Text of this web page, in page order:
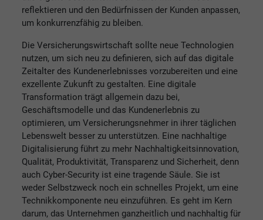
reflektieren und den Bedürfnissen der Kunden anpassen,
um konkurrenzfähig zu bleiben.
Die Versicherungswirtschaft sollte neue Technologien
nutzen, um sich neu zu definieren, sich auf das digitale
Zeitalter des Kundenerlebnisses vorzubereiten und eine
exzellente Zukunft zu gestalten. Eine digitale
Transformation trägt allgemein dazu bei,
Geschäftsmodelle und das Kundenerlebnis zu
optimieren, um Versicherungsnehmer in ihrer täglichen
Lebenswelt besser zu unterstützen. Eine nachhaltige
Digitalisierung führt zu mehr Nachhaltigkeitsinnovation,
Qualität, Produktivität, Transparenz und Sicherheit, denn
auch Cyber-Security ist eine tragende Säule. Sie ist
weder Selbstzweck noch ein schnelles Projekt, um eine
Technikkomponente neu einzuführen. Es geht im Kern
darum, das Unternehmen ganzheitlich und nachhaltig für